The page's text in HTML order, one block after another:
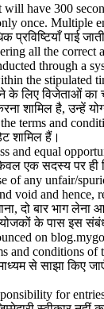
have 300
once. Multiple
पाई
all the correct
through a
the stipulated
के लिए विजेताओं
शामिल है,
terms and
शामिल हैं।
and equal
एक सदस्य पर ही
of any unfair/
void and hence,
दो बार भाग लेना
के पास इस
on
and conditions
से साझा किए
for